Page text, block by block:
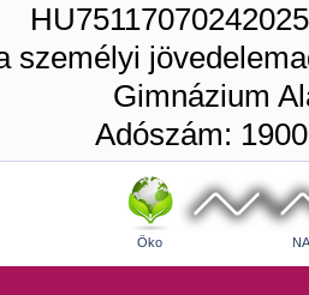
személyi
Gimnázium
Adószám:
Öko